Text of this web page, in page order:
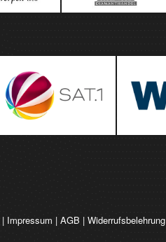
| Impressum |AGB |Widerrufsbelehrung